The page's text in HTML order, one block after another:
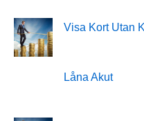
Visa Kort Utan
Låna Akut